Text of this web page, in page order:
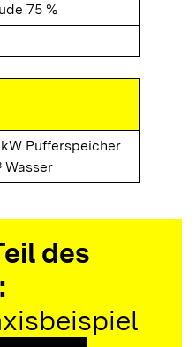
75 %
kW Pufferspeicher
Wasser
des